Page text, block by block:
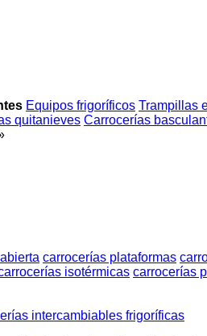
Equipos frigoríficos Trampillas
quitanieves Carrocerías
carrocerías plataformas
isotérmicas carrocerías
intercambiables frigoríficas